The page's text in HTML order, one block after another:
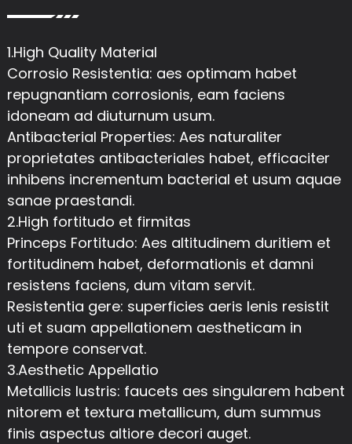
1.High Quality Material
Corrosio Resistentia: aes optimam habet
repugnantiam corrosionis, eam faciens
idoneam ad diuturnum usum.
Antibacterial Properties: Aes naturaliter
proprietates antibacteriales habet, efficaciter
inhibens incrementum bacterial et usum aquae
sanae praestandi.
2.High fortitudo et firmitas
Princeps Fortitudo: Aes altitudinem duritiem et
fortitudinem habet, deformationis et damni
resistens faciens, dum vitam servit.
Resistentia gere: superficies aeris lenis resistit
uti et suam appellationem aestheticam in
tempore conservat.
3.Aesthetic Appellatio
Metallicis lustris: faucets aes singularem habent
nitorem et textura metallicum, dum summus
finis aspectus altiore decori auget.